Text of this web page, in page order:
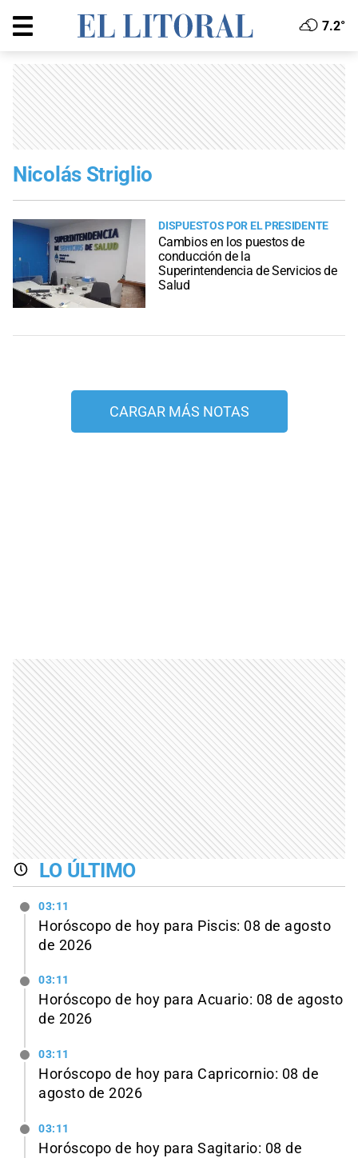
7.2°
Nicolás Striglio
DISPUESTOS POR EL PRESIDENTE
Cambios en los puestos de
conducción de la
Superintendencia de Servicios de
Salud
CARGAR MÁS NOTAS
LO ÚLTIMO
03:11
Horóscopo de hoy para Piscis: 08 de agosto
de 2026
03:11
Horóscopo de hoy para Acuario: 08 de agosto
de 2026
03:11
Horóscopo de hoy para Capricornio: 08 de
agosto de 2026
03:11
Horóscopo de hoy para Sagitario: 08 de